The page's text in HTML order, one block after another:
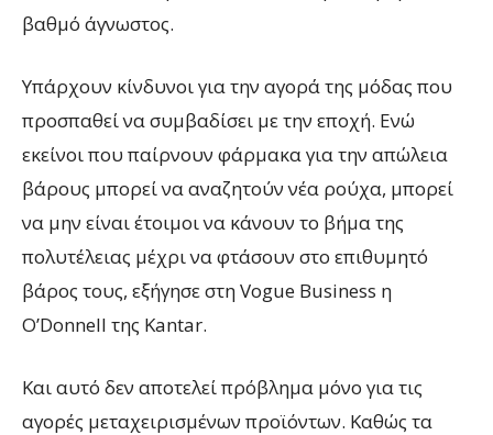
βαθμό άγνωστος.
Υπάρχουν κίνδυνοι για την αγορά της μόδας που
προσπαθεί να συμβαδίσει με την εποχή. Ενώ
εκείνοι που παίρνουν φάρμακα για την απώλεια
βάρους μπορεί να αναζητούν νέα ρούχα, μπορεί
να μην είναι έτοιμοι να κάνουν το βήμα της
πολυτέλειας μέχρι να φτάσουν στο επιθυμητό
βάρος τους, εξήγησε στη Vogue Business η
O’Donnell της Kantar.
Και αυτό δεν αποτελεί πρόβλημα μόνο για τις
αγορές μεταχειρισμένων προϊόντων. Καθώς τα